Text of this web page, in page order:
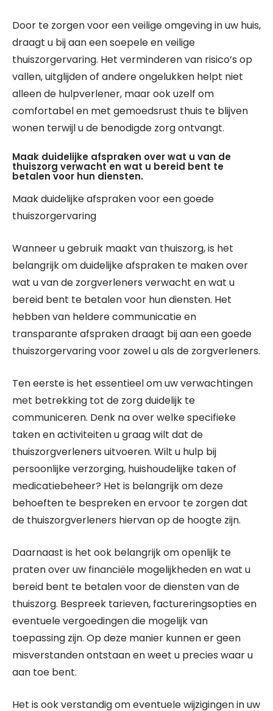
Door te zorgen voor een veilige omgeving in uw huis,
draagt u bij aan een soepele en veilige
thuiszorgervaring. Het verminderen van risico’s op
vallen, uitglijden of andere ongelukken helpt niet
alleen de hulpverlener, maar ook uzelf om
comfortabel en met gemoedsrust thuis te blijven
wonen terwijl u de benodigde zorg ontvangt.
Maak duidelijke afspraken over wat u van de
thuiszorg verwacht en wat u bereid bent te
betalen voor hun diensten.
Maak duidelijke afspraken voor een goede
thuiszorgervaring
Wanneer u gebruik maakt van thuiszorg, is het
belangrijk om duidelijke afspraken te maken over
wat u van de zorgverleners verwacht en wat u
bereid bent te betalen voor hun diensten. Het
hebben van heldere communicatie en
transparante afspraken draagt bij aan een goede
thuiszorgervaring voor zowel u als de zorgverleners.
Ten eerste is het essentieel om uw verwachtingen
met betrekking tot de zorg duidelijk te
communiceren. Denk na over welke specifieke
taken en activiteiten u graag wilt dat de
thuiszorgverleners uitvoeren. Wilt u hulp bij
persoonlijke verzorging, huishoudelijke taken of
medicatiebeheer? Het is belangrijk om deze
behoeften te bespreken en ervoor te zorgen dat
de thuiszorgverleners hiervan op de hoogte zijn.
Daarnaast is het ook belangrijk om openlijk te
praten over uw financiële mogelijkheden en wat u
bereid bent te betalen voor de diensten van de
thuiszorg. Bespreek tarieven, factureringsopties en
eventuele vergoedingen die mogelijk van
toepassing zijn. Op deze manier kunnen er geen
misverstanden ontstaan en weet u precies waar u
aan toe bent.
Het is ook verstandig om eventuele wijzigingen in uw